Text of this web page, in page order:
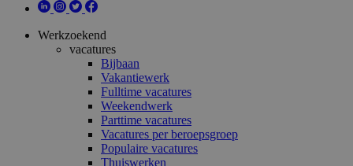
Werkzoekend
vacatures
Bijbaan
Vakantiewerk
Fulltime vacatures
Weekendwerk
Parttime vacatures
Vacatures per beroepsgroep
Populaire vacatures
Thuiswerken